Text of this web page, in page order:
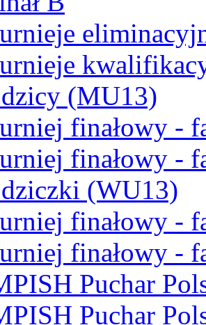
(MU13)
finałowy -
finałowy -
(WU13)
finałowy -
finałowy -
Puchar
Puchar